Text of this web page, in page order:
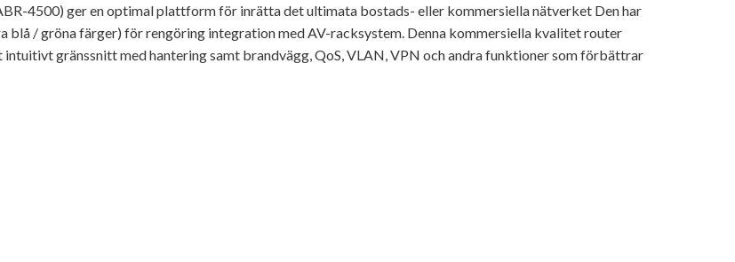
4500) ger en optimal plattform för inrätta det ultimata bostads- eller kommersiella nätverket Den har
blå / gröna färger) för rengöring integration med AV-racksystem. Denna kommersiella kvalitet router
gränssnitt med hantering samt brandvägg, QoS, VLAN, VPN och andra funktioner som förbättrar